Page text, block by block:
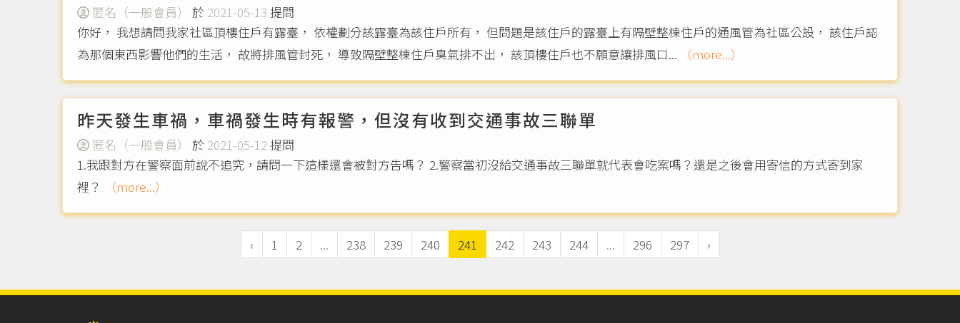
匿名（一般會員） 於 2021-05-13 提問
你好， 我想請問我家社區頂樓住戶有露臺， 依權劃分該露臺為該住戶所有， 但問題是該住戶的露臺上有隔壁整棟住戶的通風管為社區公設， 該住戶認
為那個東西影響他們的生活， 故將排風管封死， 導致隔壁整棟住戶臭氣排不出， 該頂樓住戶也不願意讓排風口...
（more...）
昨天發生車禍，車禍發生時有報警，但沒有收到交通事故三聯單
匿名（一般會員） 於 2021-05-12 提問
1.我跟對方在警察面前說不追究，請問一下這樣還會被對方告嗎？ 2.警察當初沒給交通事故三聯單就代表會吃案嗎？還是之後會用寄信的方式寄到家
裡？
（more...）
‹ 1 2 ... 238 239 240 241 242 243 244 ... 296 297 ›